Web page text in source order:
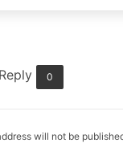
0
will not be